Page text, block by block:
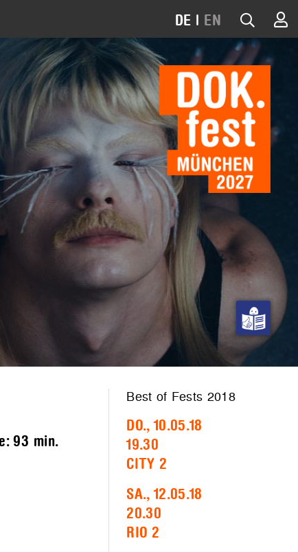
DE | EN
93 min.
Best of Fests 2018
DO., 10.05.18
19.30
CITY 2
SA., 12.05.18
20.30
RIO 2